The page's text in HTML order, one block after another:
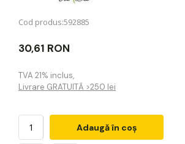
Cod produs:592885
30,61 RON
TVA 21% inclus,
Livrare GRATUITĂ >250 lei
Adaugă în coș